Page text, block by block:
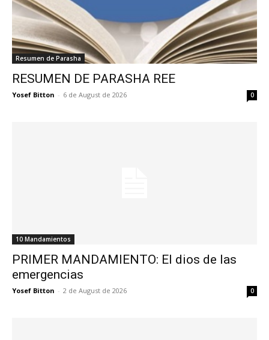
Resumen de Parasha
RESUMEN DE PARASHA REE
Yosef Bitton - 6 de August de 2026 0
10 Mandamientos
PRIMER MANDAMIENTO: El dios de las
emergencias
Yosef Bitton - 2 de August de 2026 0